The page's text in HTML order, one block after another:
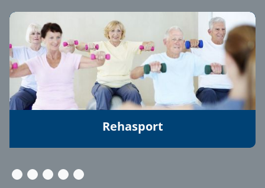
Rehasport